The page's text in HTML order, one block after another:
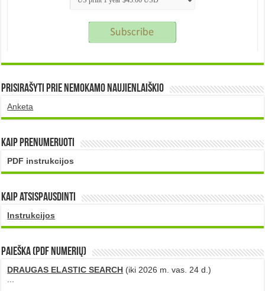
Prisirašyti prie nemokamo naujienlaiškio
Anketa
Kaip prenumeruoti
PDF instrukcijos
Kaip atsispausdinti
Instrukcijos
PAIEŠKA (PDF numerių)
DRAUGAS ELASTIC SEARCH (iki 2026 m. vas. 24 d.)